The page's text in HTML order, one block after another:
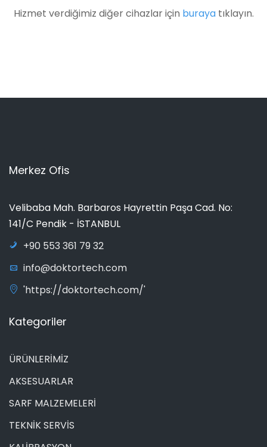
Hizmet verdiğimiz diğer cihazlar için buraya tıklayın.
Merkez Ofis
Velibaba Mah. Barbaros Hayrettin Paşa Cad. No:
141/C Pendik - İSTANBUL
+90 553 361 79 32
info@doktortech.com
'https://doktortech.com/'
Kategoriler
ÜRÜNLERİMİZ
AKSESUARLAR
SARF MALZEMELERİ
TEKNİK SERVİS